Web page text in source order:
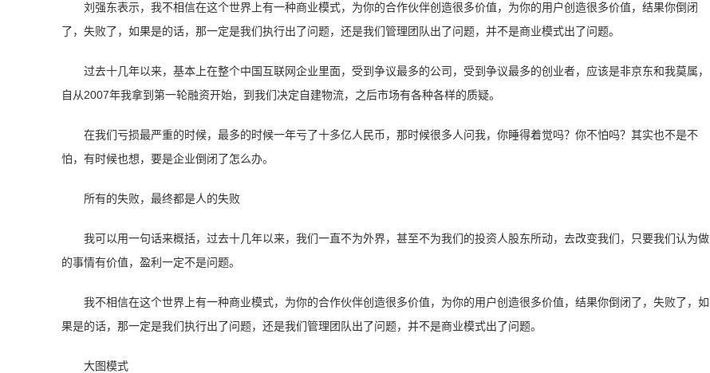
刘强东表示，我不相信在这个世界上有一种商业模式，为你的合作伙伴创造很多价值，为你的用户创造很多价值，结果你倒闭
了，失败了，如果是的话，那一定是我们执行出了问题，还是我们管理团队出了问题，并不是商业模式出了问题。
过去十几年以来，基本上在整个中国互联网企业里面，受到争议最多的公司，受到争议最多的创业者，应该是非京东和我莫属，
自从2007年我拿到第一轮融资开始，到我们决定自建物流，之后市场有各种各样的质疑。
在我们亏损最严重的时候，最多的时候一年亏了十多亿人民币，那时候很多人问我，你睡得着觉吗？你不怕吗？其实也不是不
怕，有时候也想，要是企业倒闭了怎么办。
所有的失败，最终都是人的失败
我可以用一句话来概括，过去十几年以来，我们一直不为外界，甚至不为我们的投资人股东所动，去改变我们，只要我们认为做
的事情有价值，盈利一定不是问题。
我不相信在这个世界上有一种商业模式，为你的合作伙伴创造很多价值，为你的用户创造很多价值，结果你倒闭了，失败了，如
果是的话，那一定是我们执行出了问题，还是我们管理团队出了问题，并不是商业模式出了问题。
大图模式